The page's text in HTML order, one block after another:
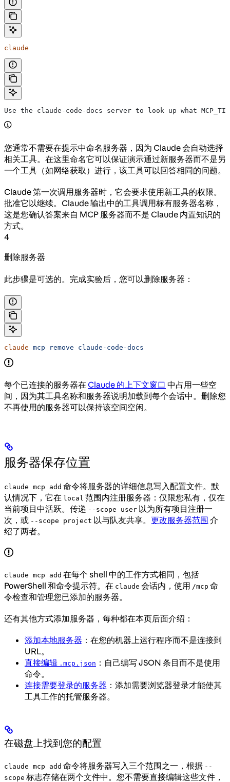
claude
Use the claude-code-docs server to look up what
您通常不需要在提示中命名服务器，因为 Claude 会自动选择
相关工具。在这里命名它可以保证演示通过新服务器而不是另
一个工具（如网络获取）进行，该工具可以回答相同的问题。
Claude 第一次调用服务器时，它会要求使用新工具的权限。
批准它以继续。Claude 输出中的工具调用标有服务器名称，
这是您确认答案来自 MCP 服务器而不是 Claude 内置知识的
方式。
4
删除服务器
此步骤是可选的。完成实验后，您可以删除服务器：
claude mcp remove claude-code-docs
每个已连接的服务器在 Claude 的上下文窗口 中占用一些空
间，因为其工具名称和服务器说明加载到每个会话中。删除您
不再使用的服务器可以保持该空间空闲。
服务器保存位置
claude mcp add 命令将服务器的详细信息写入配置文件。默
认情况下，它在 local 范围内注册服务器：仅限您私有，仅在
当前项目中活跃。传递 --scope user 以为所有项目注册一
次，或 --scope project 以与队友共享。 更改服务器范围 介
绍了两者。
claude mcp add 在每个 shell 中的工作方式相同，包括
PowerShell 和命令提示符。在 claude 会话内，使用 /mcp 命
令检查和管理您已添加的服务器。
还有其他方式添加服务器，每种都在本页后面介绍：
添加本地服务器 ：在您的机器上运行程序而不是连接到
URL。
直接编辑 .mcp.json ：自己编写 JSON 条目而不是使用
命令。
连接需要登录的服务器 ：添加需要浏览器登录才能使其
工具工作的托管服务器。
在磁盘上找到您的配置
claude mcp add 命令将服务器写入三个范围之一，根据 --
scope 标志存储在两个文件中。您不需要直接编辑这些文件，